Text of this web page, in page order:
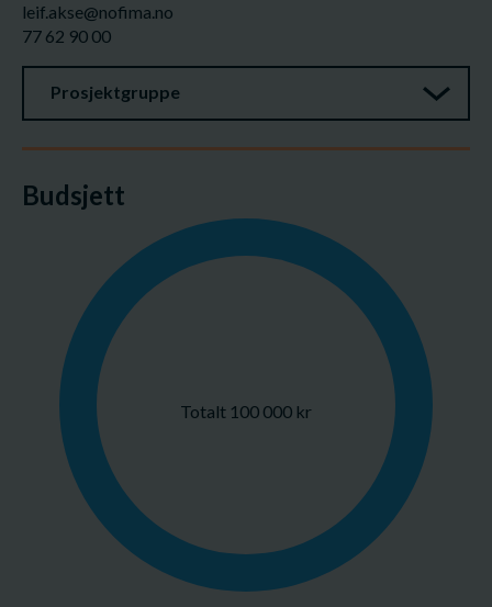
leif.akse@nofima.no
77 62 90 00
Prosjektgruppe
Budsjett
Totalt 100 000 kr